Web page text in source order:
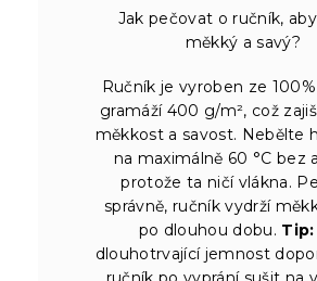
Jak pečovat o ručník,
měkký a savý?
Ručník je vyroben ze
gramáží 400 g/m², což
měkkost a savost. Nebělte
na maximálně 60 °C bez
protože ta ničí vlákna.
správně, ručník vydrží
po dlouhou dobu. Tip:
dlouhotrvající jemnost